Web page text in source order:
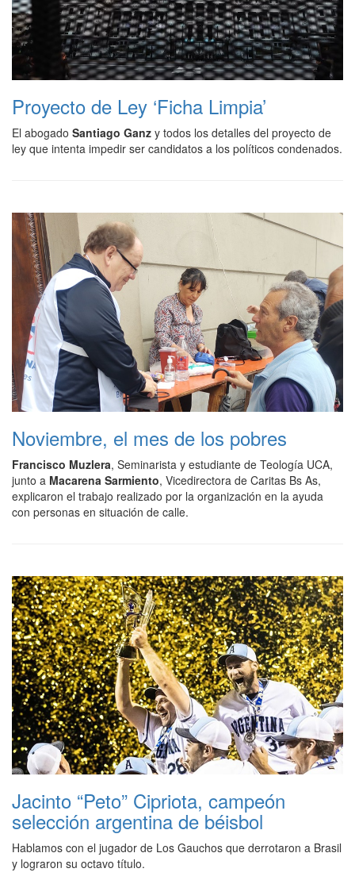
Proyecto de Ley ‘Ficha Limpia’
El abogado Santiago Ganz y todos los detalles del proyecto de
ley que intenta impedir ser candidatos a los políticos condenados.
Noviembre, el mes de los pobres
Francisco Muzlera, Seminarista y estudiante de Teología UCA,
junto a Macarena Sarmiento, Vicedirectora de Caritas Bs As,
explicaron el trabajo realizado por la organización en la ayuda
con personas en situación de calle.
Jacinto “Peto” Cipriota, campeón
selección argentina de béisbol
Hablamos con el jugador de Los Gauchos que derrotaron a Brasil
y lograron su octavo título.